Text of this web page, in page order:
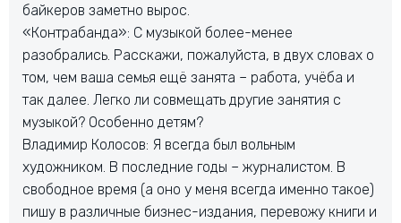
байкеров заметно вырос.
«Контрабанда»: С музыкой более-менее
разобрались. Расскажи, пожалуйста, в двух словах о
том, чем ваша семья ещё занята – работа, учёба и
так далее. Легко ли совмещать другие занятия с
музыкой? Особенно детям?
Владимир Колосов: Я всегда был вольным
художником. В последние годы – журналистом. В
свободное время (а оно у меня всегда именно такое)
пишу в различные бизнес-издания, перевожу книги и